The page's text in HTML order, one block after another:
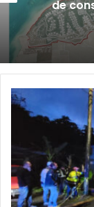
de
26
familias
Buenas
se
quedan
incomunicadas